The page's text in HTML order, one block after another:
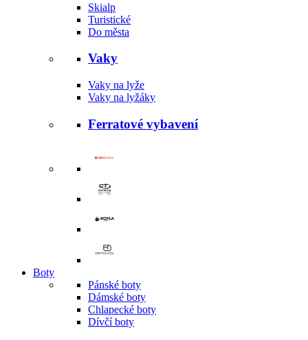
Skialp
Turistické
Do města
Vaky
Vaky na lyže
Vaky na lyžáky
Ferratové vybavení
Boty
Pánské boty
Dámské boty
Chlapecké boty
Dívčí boty